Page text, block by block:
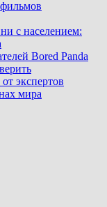
с населением:
Bored Panda
экспертов
мира